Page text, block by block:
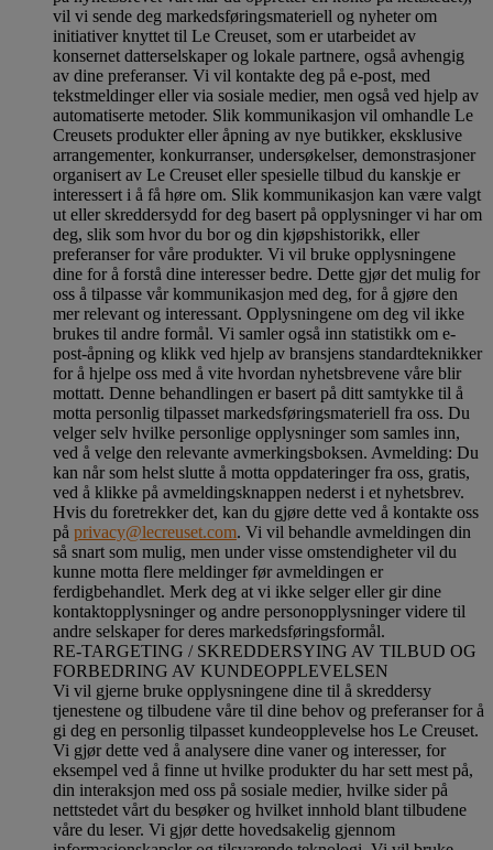
vil vi sende deg markedsføringsmateriell og nyheter om
initiativer knyttet til Le Creuset, som er utarbeidet av
konsernet datterselskaper og lokale partnere, også avhengig
av dine preferanser. Vi vil kontakte deg på e-post, med
tekstmeldinger eller via sosiale medier, men også ved hjelp av
automatiserte metoder. Slik kommunikasjon vil omhandle Le
Creusets produkter eller åpning av nye butikker, eksklusive
arrangementer, konkurranser, undersøkelser, demonstrasjoner
organisert av Le Creuset eller spesielle tilbud du kanskje er
interessert i å få høre om. Slik kommunikasjon kan være valgt
ut eller skreddersydd for deg basert på opplysninger vi har om
deg, slik som hvor du bor og din kjøpshistorikk, eller
preferanser for våre produkter. Vi vil bruke opplysningene
dine for å forstå dine interesser bedre. Dette gjør det mulig for
oss å tilpasse vår kommunikasjon med deg, for å gjøre den
mer relevant og interessant. Opplysningene om deg vil ikke
brukes til andre formål. Vi samler også inn statistikk om e-
post-åpning og klikk ved hjelp av bransjens standardteknikker
for å hjelpe oss med å vite hvordan nyhetsbrevene våre blir
mottatt. Denne behandlingen er basert på ditt samtykke til å
motta personlig tilpasset markedsføringsmateriell fra oss. Du
velger selv hvilke personlige opplysninger som samles inn,
ved å velge den relevante avmerkingsboksen. Avmelding: Du
kan når som helst slutte å motta oppdateringer fra oss, gratis,
ved å klikke på avmeldingsknappen nederst i et nyhetsbrev.
Hvis du foretrekker det, kan du gjøre dette ved å kontakte oss
på privacy@lecreuset.com. Vi vil behandle avmeldingen din
så snart som mulig, men under visse omstendigheter vil du
kunne motta flere meldinger før avmeldingen er
ferdigbehandlet. Merk deg at vi ikke selger eller gir dine
kontaktopplysninger og andre personopplysninger videre til
andre selskaper for deres markedsføringsformål.
RE-TARGETING / SKREDDERSYING AV TILBUD OG
FORBEDRING AV KUNDEOPPLEVELSEN
Vi vil gjerne bruke opplysningene dine til å skreddersy
tjenestene og tilbudene våre til dine behov og preferanser for å
gi deg en personlig tilpasset kundeopplevelse hos Le Creuset.
Vi gjør dette ved å analysere dine vaner og interesser, for
eksempel ved å finne ut hvilke produkter du har sett mest på,
din interaksjon med oss på sosiale medier, hvilke sider på
nettstedet vårt du besøker og hvilket innhold blant tilbudene
våre du leser. Vi gjør dette hovedsakelig gjennom